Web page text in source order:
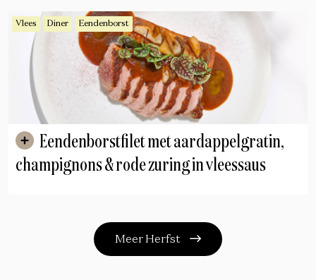
Vlees Diner Eendenborst
champignons & rode zuring in vleessaus
Meer Herfst